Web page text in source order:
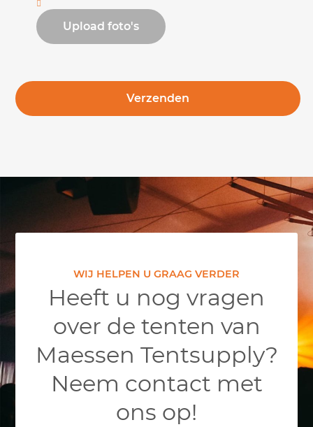
WIJ HELPEN U GRAAG VERDER
Heeft u nog vragen
over de tenten van
Maessen Tentsupply?
Neem contact met
ons op!